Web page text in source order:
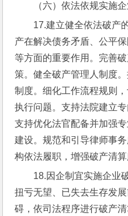
（六）依法依规实施企
17.建立健全依法破产
产在解决债务矛盾、公平
等方面的重要作用。完善
策。健全破产管理人制度
制度。细化工作流程规则
执行问题。支持法院建立
支持优化法官配备并加强
建设。规范和引导律师事
构依法履职，增强破产清算
18.因企制宜实施企业
扭亏无望、已失去生存发
碍，依司法程序进行破产